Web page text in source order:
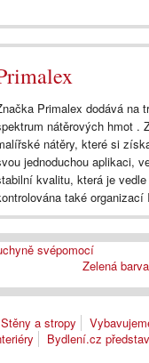
Primalex dodává na
nátěrových hmot .
nátěry, které si
jednoduchou aplikaci,
kvalitu, která je
také organizací
svépomocí
Zelená
Stěny a stropy
Bydlení.cz